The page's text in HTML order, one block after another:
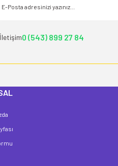
bilgiler bulunuyor.
daha pahalı.0 (543) 899 27 84